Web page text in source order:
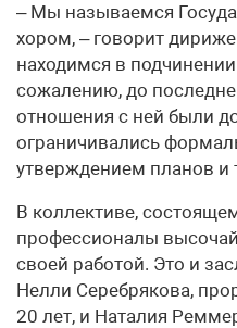
– Мы называемся
хором, – говорит
находимся в
сожалению, до
отношения с ней были
ограничивались
утверждением планов и
В коллективе,
профессионалы
своей работой. Это и
Нелли Серебрякова,
20 лет, и Наталия